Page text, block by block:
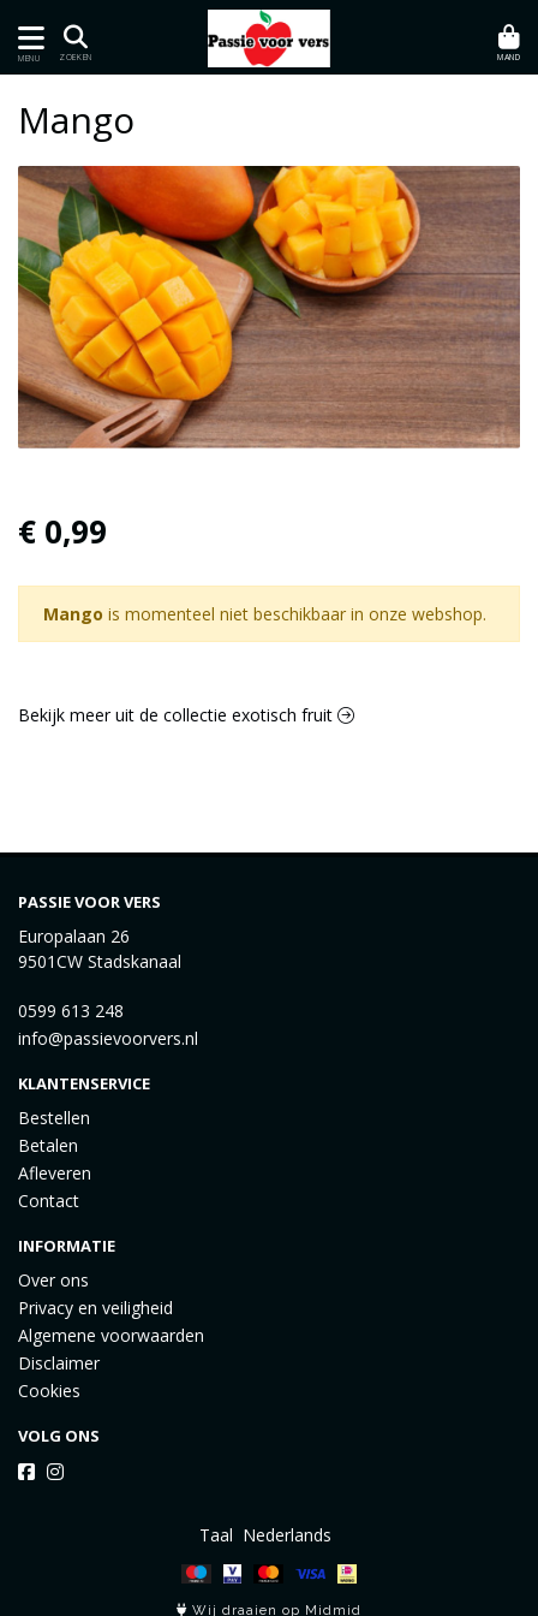
MENU ZOEKEN MAND
Mango
€ 0,99
Mango is momenteel niet beschikbaar in onze webshop.
Bekijk meer uit de collectie exotisch fruit
PASSIE VOOR VERS
Europalaan 26
9501CW Stadskanaal
0599 613 248
info@passievoorvers.nl
KLANTENSERVICE
Bestellen
Betalen
Afleveren
Contact
INFORMATIE
Over ons
Privacy en veiligheid
Algemene voorwaarden
Disclaimer
Cookies
VOLG ONS
Taal
Wij draaien op Midmid